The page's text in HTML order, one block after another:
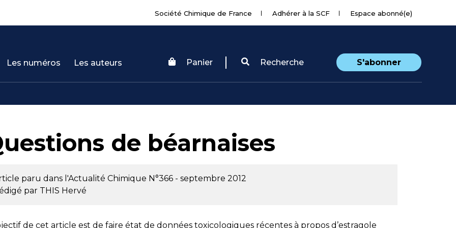
Société Chimique de France Adhérer à la SCF Espace abonné(e)
Les numéros Les auteurs Panier Recherche S'abonner
de béarnaises
paru dans l'Actualité Chimique N°366 - septembre 2012
par THIS Hervé
de cet article est de faire état de données toxicologiques récentes à propos d’estragole